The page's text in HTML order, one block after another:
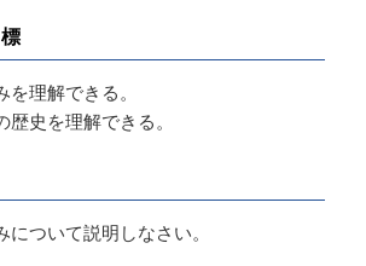
理解できる。
史を理解できる。
ついて説明しなさい。